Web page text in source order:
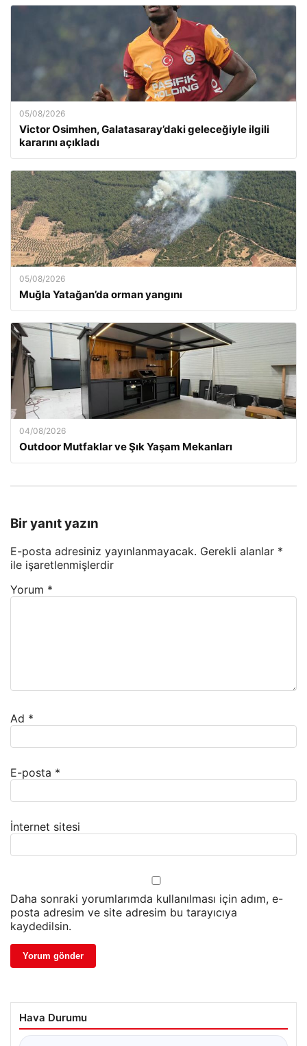
05/08/2026
Victor Osimhen, Galatasaray’daki geleceğiyle ilgili
kararını açıkladı
05/08/2026
Muğla Yatağan’da orman yangını
04/08/2026
Outdoor Mutfaklar ve Şık Yaşam Mekanları
Bir yanıt yazın
E-posta adresiniz yayınlanmayacak. Gerekli alanlar *
ile işaretlenmişlerdir
Yorum *
Ad *
E-posta *
İnternet sitesi
Daha sonraki yorumlarımda kullanılması için adım, e-
posta adresim ve site adresim bu tarayıcıya
kaydedilsin.
Hava Durumu